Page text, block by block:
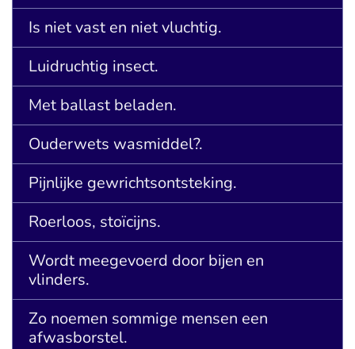
Is niet vast en niet vluchtig.
Luidruchtig insect.
Met ballast beladen.
Ouderwets wasmiddel?.
Pijnlijke gewrichtsontsteking.
Roerloos, stoïcijns.
Wordt meegevoerd door bijen en
vlinders.
Zo noemen sommige mensen een
afwasborstel.